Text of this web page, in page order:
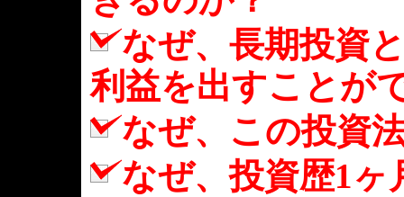
なぜ、長期投資
利益を出すことが
なぜ、この投資
なぜ、投資歴1